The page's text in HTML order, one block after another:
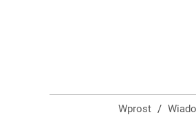
Taki plan ma dotyczyć
Wprost /